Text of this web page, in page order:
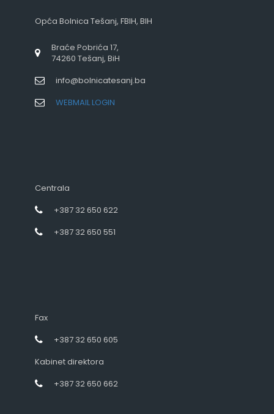
Opća Bolnica Tešanj, FBIH, BIH
Braće Pobrića 17,
74260 Tešanj, BiH
info@bolnicatesanj.ba
WEBMAIL LOGIN
Centrala
+387 32 650 622
+387 32 650 551
Fax
+387 32 650 605
Kabinet direktora
+387 32 650 662